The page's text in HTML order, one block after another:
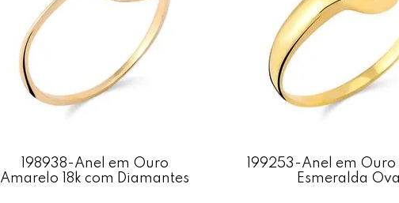
198938-Anel em Ouro
Amarelo 18k com Diamantes
199253-Anel em Ouro
Esmeralda Oval